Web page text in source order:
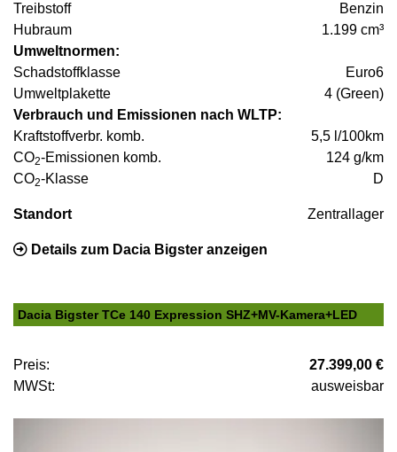
Treibstoff
Benzin
Hubraum
1.199 cm³
Umweltnormen:
Schadstoffklasse
Euro6
Umweltplakette
4 (Green)
Verbrauch und Emissionen nach WLTP:
Kraftstoffverbr. komb.
5,5 l/100km
CO2-Emissionen komb.
124 g/km
CO2-Klasse D
Standort Zentrallager
Details zum Dacia Bigster anzeigen
Dacia Bigster TCe 140 Expression SHZ+MV-Kamera+LED
Preis:
27.399,00 €
MWSt:
ausweisbar